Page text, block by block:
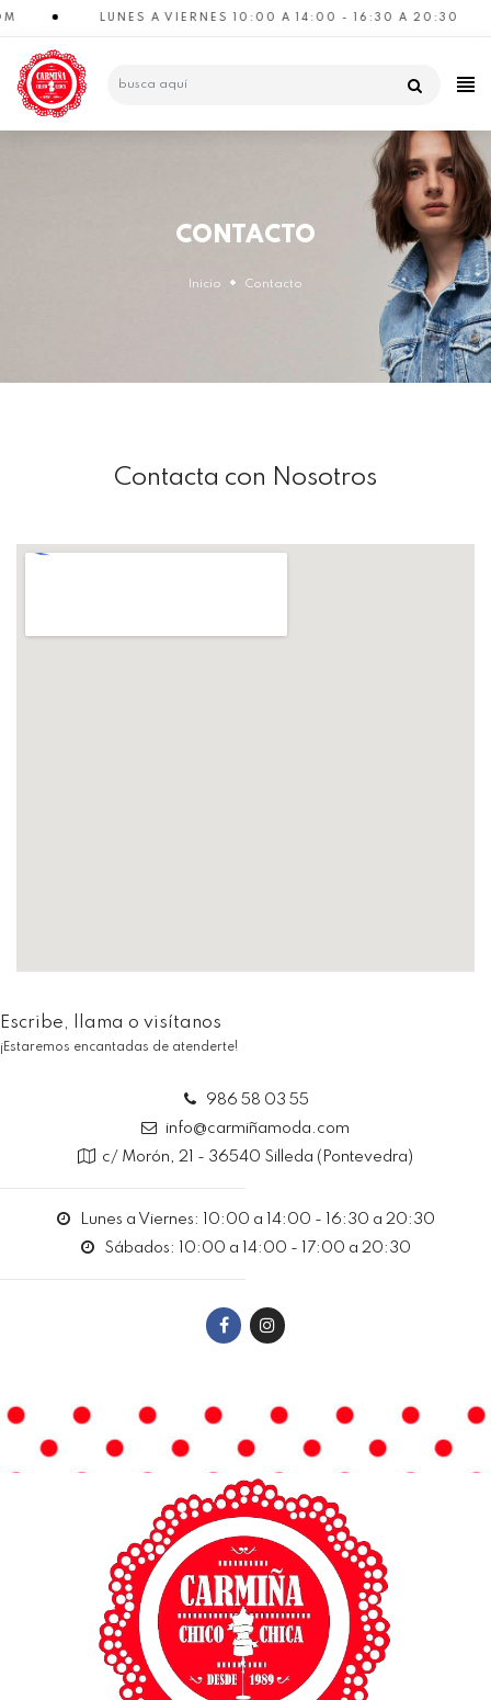
LUNES A VIERNES 10:00 A 14:00 - 16:30 A 20:30
CATEGORÍAS
CONTACTO
Inicio Contacto
Contacta con Nosotros
Escribe, llama o visítanos
¡Estaremos encantadas de atenderte!
986 58 03 55
info@carmiñamoda.com
c/ Morón, 21 - 36540 Silleda (Pontevedra)
Lunes a Viernes: 10:00 a 14:00 - 16:30 a 20:30
Sábados: 10:00 a 14:00 - 17:00 a 20:30